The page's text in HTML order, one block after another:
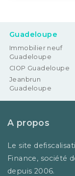
Guadeloupe
Immobilier neuf
Guadeloupe
CIOP Guadeloupe
Jeanbrun
Guadeloupe
A propos
Le site
Finance, société
depuis 2006.